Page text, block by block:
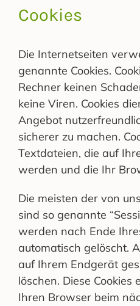
Cookies
Die Internetseiten
genannte Cookies.
Rechner keinen
keine Viren. Cookies
Angebot
sicherer zu machen.
Textdateien, die auf
werden und die Ihr
Die meisten der von
sind so genannte
werden nach Ende
automatisch gelöscht.
auf Ihrem Endgerät
löschen. Diese Cookies
Ihren Browser beim